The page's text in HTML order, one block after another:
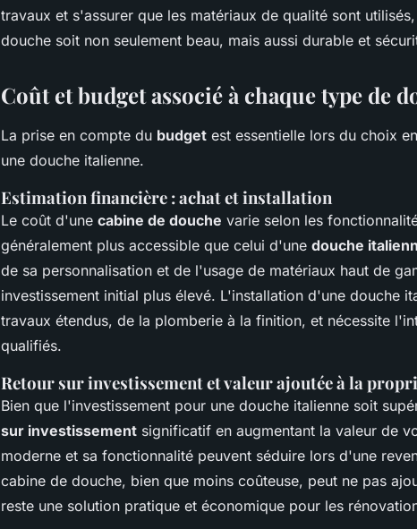
travaux et s'assurer que les matériaux de qualité sont
douche soit non seulement beau, mais aussi durable et
Coût et budget associé à chaque type de
La prise en compte du budget est essentielle lors du choix
une douche italienne.
Estimation financière : achat et installation
Le coût d'une cabine de douche varie selon les
généralement plus accessible que celui d'une douche
de sa personnalisation et de l'usage de matériaux haut de
investissement initial plus élevé. L'installation d'une douche
travaux étendus, de la plomberie à la finition, et nécessite
qualifiés.
Retour sur investissement et valeur ajoutée à la
Bien que l'investissement pour une douche italienne soit
sur investissement significatif en augmentant la valeur de
moderne et sa fonctionnalité peuvent séduire lors d'une
cabine de douche, bien que moins coûteuse, peut ne pas
reste une solution pratique et économique pour les